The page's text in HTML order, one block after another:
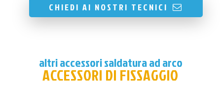
CHIEDI AI NOSTRI TECNICI
altri accessori saldatura ad arco
ACCESSORI DI FISSAGGIO